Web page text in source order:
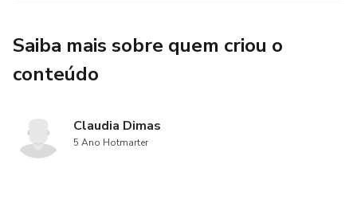
Saiba mais sobre quem criou o
conteúdo
Claudia Dimas
5 Ano Hotmarter